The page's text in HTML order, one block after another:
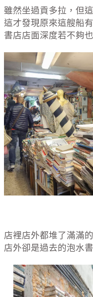
雖然坐過貢多拉，但
這才發現原來這艘船
書店店面深度若不夠
店裡店外都堆了滿滿
店外卻是過去的泡水